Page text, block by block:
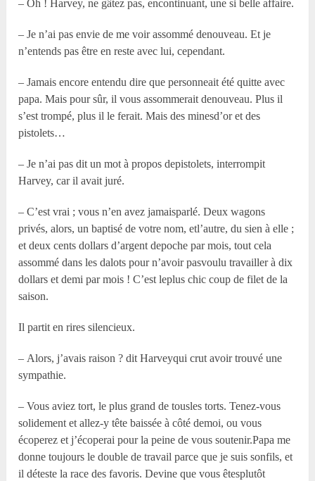
– Oh ! Harvey, ne gâtez pas, encontinuant, une si belle affaire.
– Je n’ai pas envie de me voir assommé denouveau. Et je
n’entends pas être en reste avec lui, cependant.
– Jamais encore entendu dire que personneait été quitte avec
papa. Mais pour sûr, il vous assommerait denouveau. Plus il
s’est trompé, plus il le ferait. Mais des minesd’or et des
pistolets…
– Je n’ai pas dit un mot à propos depistolets, interrompit
Harvey, car il avait juré.
– C’est vrai ; vous n’en avez jamaisparlé. Deux wagons
privés, alors, un baptisé de votre nom, etl’autre, du sien à elle ;
et deux cents dollars d’argent depoche par mois, tout cela
assommé dans les dalots pour n’avoir pasvoulu travailler à dix
dollars et demi par mois ! C’est leplus chic coup de filet de la
saison.
Il partit en rires silencieux.
– Alors, j’avais raison ? dit Harveyqui crut avoir trouvé une
sympathie.
– Vous aviez tort, le plus grand de tousles torts. Tenez-vous
solidement et allez-y tête baissée à côté demoi, ou vous
écoperez et j’écoperai pour la peine de vous soutenir.Papa me
donne toujours le double de travail parce que je suis sonfils, et
il déteste la race des favoris. Devine que vous êtesplutôt